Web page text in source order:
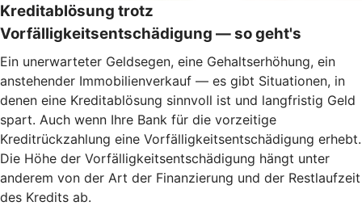
Kreditablösung trotz
Vorfälligkeitsentschädigung — so geht's
Ein unerwarteter Geldsegen, eine Gehaltserhöhung, ein
anstehender Immobilienverkauf — es gibt Situationen, in
denen eine Kreditablösung sinnvoll ist und langfristig Geld
spart. Auch wenn Ihre Bank für die vorzeitige
Kreditrückzahlung eine Vorfälligkeitsentschädigung erhebt.
Die Höhe der Vorfälligkeitsentschädigung hängt unter
anderem von der Art der Finanzierung und der Restlaufzeit
des Kredits ab.